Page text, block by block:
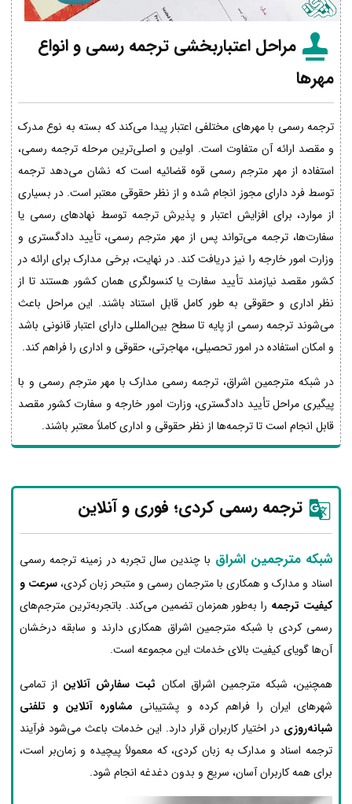
مراحل اعتباربخشی ترجمه رسمی و انواع
مهرها
ترجمه رسمی با مهرهای مختلفی اعتبار پیدا می‌کند که بسته به نوع مدرک
و مقصد ارائه آن متفاوت است. اولین و اصلی‌ترین مرحله ترجمه رسمی،
استفاده از مهر مترجم رسمی قوه قضائیه است که نشان می‌دهد ترجمه
توسط فرد دارای مجوز انجام شده و از نظر حقوقی معتبر است. در بسیاری
از موارد، برای افزایش اعتبار و پذیرش ترجمه توسط نهادهای رسمی یا
سفارت‌ها، ترجمه می‌تواند پس از مهر مترجم رسمی، تأیید دادگستری و
وزارت امور خارجه را نیز دریافت کند. در نهایت، برخی مدارک برای ارائه در
کشور مقصد نیازمند تأیید سفارت یا کنسولگری همان کشور هستند تا از
نظر اداری و حقوقی به طور کامل قابل استناد باشند. این مراحل باعث
می‌شوند ترجمه رسمی از پایه تا سطح بین‌المللی دارای اعتبار قانونی باشد
و امکان استفاده در امور تحصیلی، مهاجرتی، حقوقی و اداری را فراهم کند.
در شبکه مترجمین اشراق، ترجمه رسمی مدارک با مهر مترجم رسمی و با
پیگیری مراحل تأیید دادگستری، وزارت امور خارجه و سفارت کشور مقصد
قابل انجام است تا ترجمه‌ها از نظر حقوقی و اداری کاملاً معتبر باشند.
ترجمه رسمی کردی؛ فوری و آنلاین
شبکه مترجمین اشراق با چندین سال تجربه در زمینه ترجمه رسمی
اسناد و مدارک و همکاری با مترجمان رسمی و متبحر زبان کردی،سرعت و
کیفیت ترجمه را به‌طور همزمان تضمین می‌کند. باتجربه‌ترین مترجم‌های
رسمی کردی با شبکه مترجمین اشراق همکاری دارند و سابقه درخشان
آن‌ها گویای کیفیت بالای خدمات این مجموعه است.
همچنین، شبکه مترجمین اشراق امکان ثبت سفارش آنلاین از تمامی
شهرهای ایران را فراهم کرده و پشتیبانی مشاوره آنلاین و تلفنی
شبانه‌روزی در اختیار کاربران قرار دارد. این خدمات باعث می‌شود فرآیند
ترجمه اسناد و مدارک به زبان کردی، که معمولاً پیچیده و زمان‌بر است،
برای همه کاربران آسان، سریع و بدون دغدغه انجام شود.